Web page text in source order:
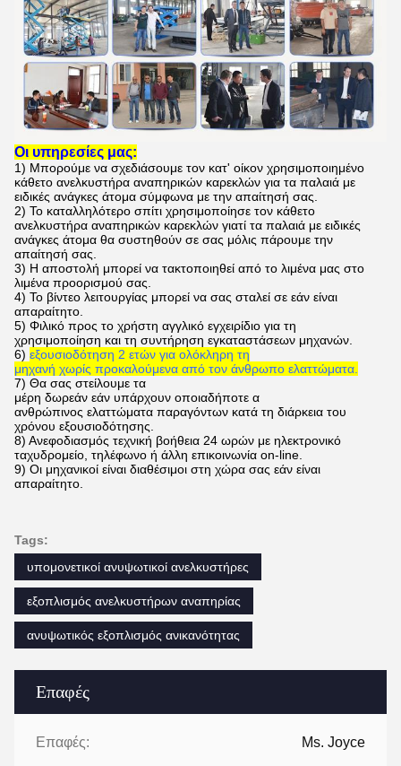
Επαφές
Επαφές: Ms. Joyce
Οι υπηρεσίες μας:
1) Μπορούμε να σχεδιάσουμε τον κατ' οίκον χρησιμοποιημένο
κάθετο ανελκυστήρα αναπηρικών καρεκλών για τα παλαιά με
ειδικές ανάγκες άτομα σύμφωνα με την απαίτησή σας.
2) Το καταλληλότερο σπίτι χρησιμοποίησε τον κάθετο
ανελκυστήρα αναπηρικών καρεκλών γιατί τα παλαιά με ειδικές
ανάγκες άτομα θα συστηθούν σε σας μόλις πάρουμε την
απαίτησή σας.
3) Η αποστολή μπορεί να τακτοποιηθεί από το λιμένα μας στο
λιμένα προορισμού σας.
4) Το βίντεο λειτουργίας μπορεί να σας σταλεί σε εάν είναι
απαραίτητο.
5) Φιλικό προς το χρήστη αγγλικό εγχειρίδιο για τη
χρησιμοποίηση και τη συντήρηση εγκαταστάσεων μηχανών.
6) εξουσιοδότηση 2 ετών για ολόκληρη τη
μηχανή χωρίς προκαλούμενα από τον άνθρωπο ελαττώματα.
7) Θα σας στείλουμε τα
μέρη δωρεάν εάν υπάρχουν οποιαδήποτε α
ανθρώπινος ελαττώματα παραγόντων κατά τη διάρκεια του
χρόνου εξουσιοδότησης.
8) Ανεφοδιασμός τεχνική βοήθεια 24 ωρών με ηλεκτρονικό
ταχυδρομείο, τηλέφωνο ή άλλη επικοινωνία on-line.
9) Οι μηχανικοί είναι διαθέσιμοι στη χώρα σας εάν είναι
απαραίτητο.
Tags:
υπομονετικοί ανυψωτικοί ανελκυστήρες
εξοπλισμός ανελκυστήρων αναπηρίας
ανυψωτικός εξοπλισμός ανικανότητας